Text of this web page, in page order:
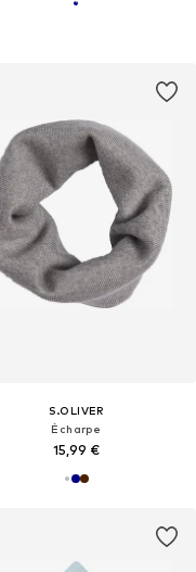
S.OLIVER
Écharpe
15,99 €